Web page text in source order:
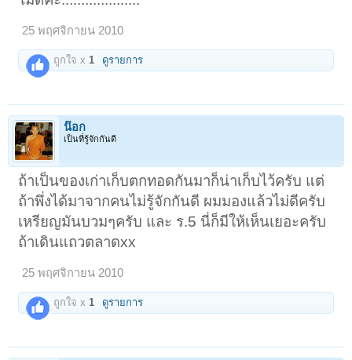
25 พฤศจิกายน 2010
ถูกใจ x 1 ดูรายการ
น๊อก
เป็นที่รู้จักกันดี
ถ้าเป็นของเก่าเก็บตกทอดกันมาก็น่าเก็บไว้ครับ แต่
ถ้าพึ่งได้มาจากคนไม่รู้จักกันดี ผมมองแล้วไม่ดีครับ
เหรียญมันบวมๆครับ และ ร.5 นี่ก็มีให้เห็นเยอะครับ
ถ้าเดินแถวตลาดxx
25 พฤศจิกายน 2010
ถูกใจ x 1 ดูรายการ